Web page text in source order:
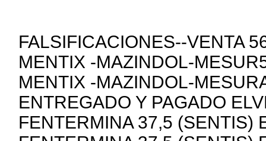
FALSIFICACIONES--VENTA
MENTIX -MAZINDOL-
MENTIX -MAZINDOL-
ENTREGADO Y PAGADO
FENTERMINA 37,5 (SENTIS)